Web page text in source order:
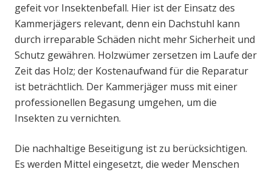
gefeit vor Insektenbefall. Hier ist der Einsatz des
Kammerjägers relevant, denn ein Dachstuhl kann
durch irreparable Schäden nicht mehr Sicherheit und
Schutz gewähren. Holzwümer zersetzen im Laufe der
Zeit das Holz; der Kostenaufwand für die Reparatur
ist beträchtlich. Der Kammerjäger muss mit einer
professionellen Begasung umgehen, um die
Insekten zu vernichten.
Die nachhaltige Beseitigung ist zu berücksichtigen.
Es werden Mittel eingesetzt, die weder Menschen